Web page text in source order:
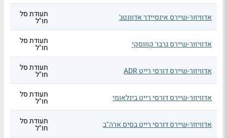
אדוויזור-שיירס אינסיידר אדוונטג' תעודת סל
חו"ל
אדוויזור-שיירס גרבר קוווסקי תעודת סל
חו"ל
אדוויזור-שיירס דורסי רייט ADR תעודת סל
חו"ל
אדוויזור-שיירס דורסי רייט בינלאומי תעודת סל
חו"ל
אדוויזור-שיירס דורסי רייט בסיס ארה"ב תעודת סל
חו"ל